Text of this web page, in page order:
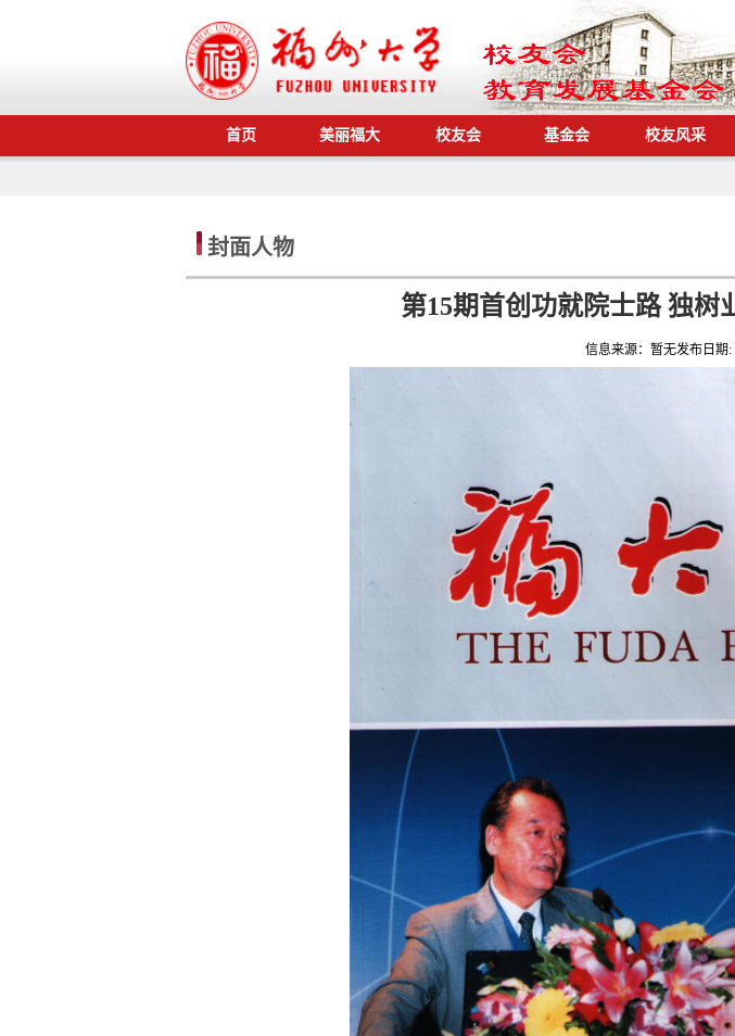
首页 美丽福大 校友会 基金会 校友风采
封面人物
第15期首创功就院士路 独
信息来源： 暂无发布日期: